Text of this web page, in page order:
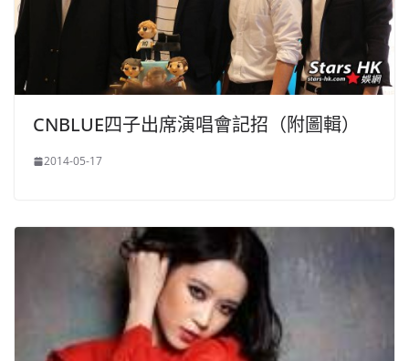
CNBLUE四子出席演唱會記招（附圖輯）
2014-05-17